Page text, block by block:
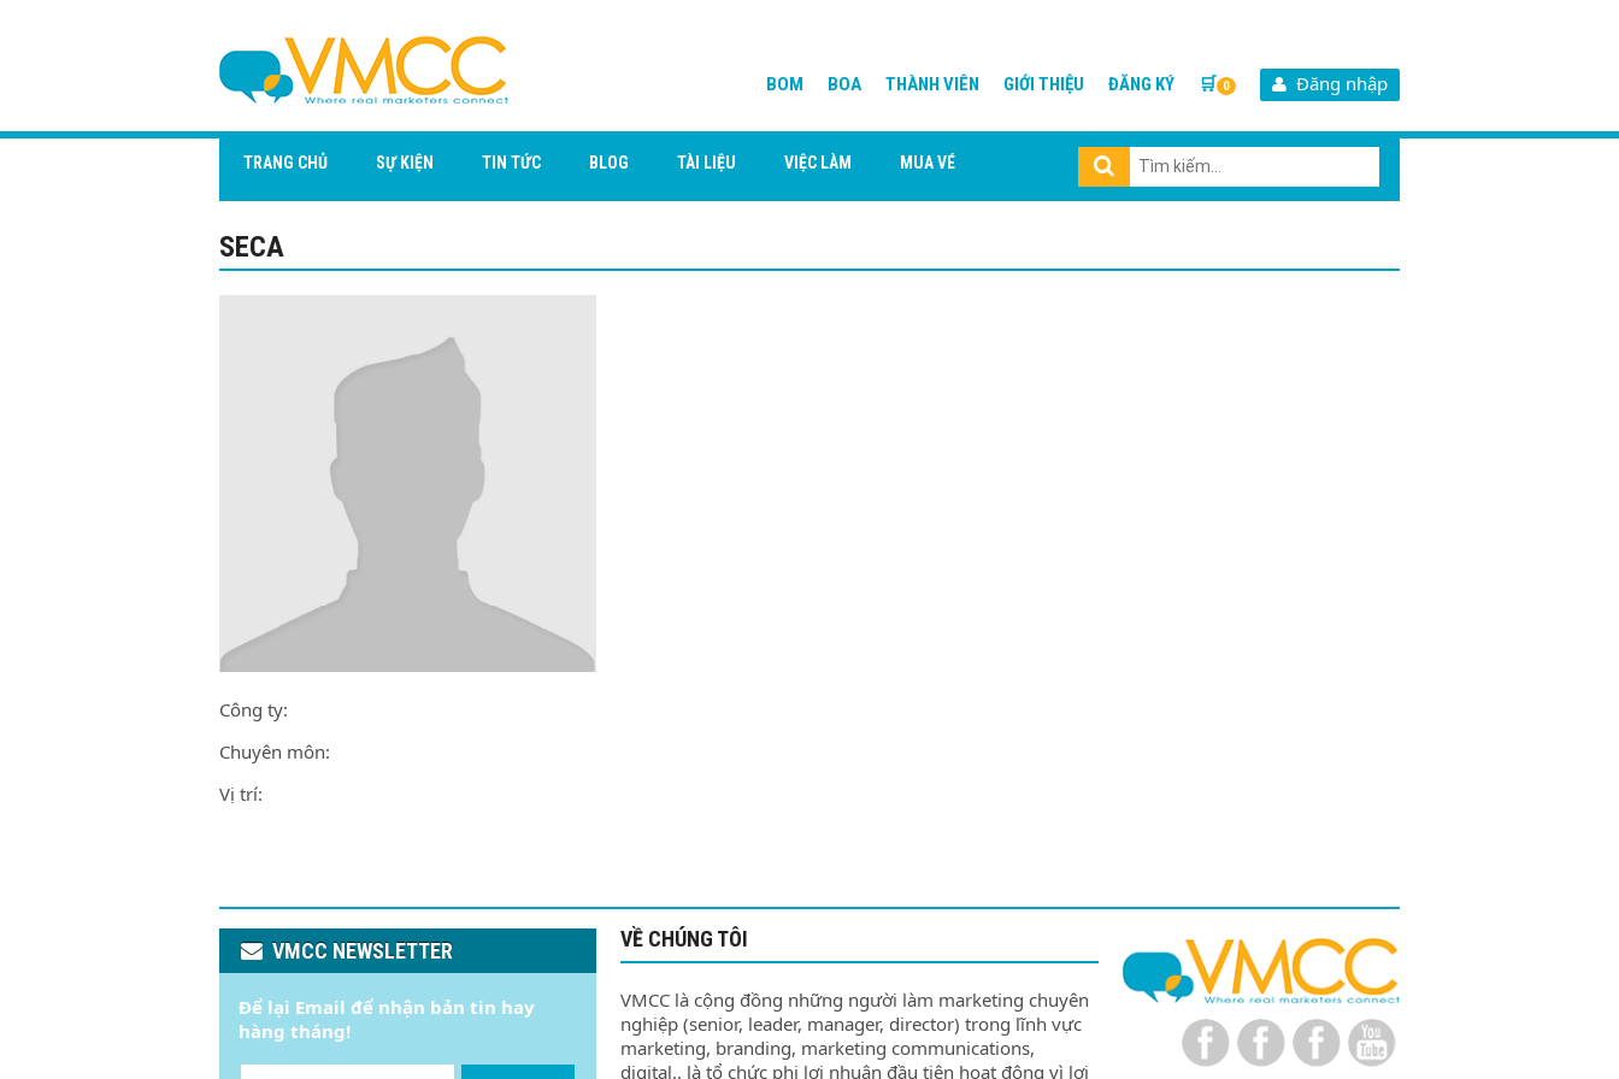
Đăng nhập
BOM BOA THÀNH VIÊN GIỚI THIỆU ĐĂNG KÝ 🛒 0
TRANG CHỦ SỰ KIỆN TIN TỨC BLOG TÀI LIỆU VIỆC LÀM MUA VÉ
SECA
Công ty:
Chuyên môn:
Vị trí:
VMCC NEWSLETTER
Để lại Email để nhận bản tin hay
hàng tháng!
VỀ CHÚNG TÔI
VMCC là cộng đồng những người làm marketing chuyên
nghiệp (senior, leader, manager, director) trong lĩnh vực
marketing, branding, marketing communications,
digital.. là tổ chức phi lợi nhuận đầu tiên hoạt động vì lợi